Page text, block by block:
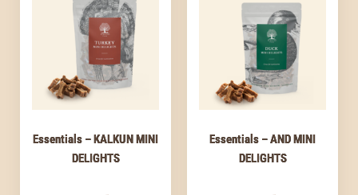
Essentials – KALKUN MINI
DELIGHTS
Essentials – AND MINI
DELIGHTS